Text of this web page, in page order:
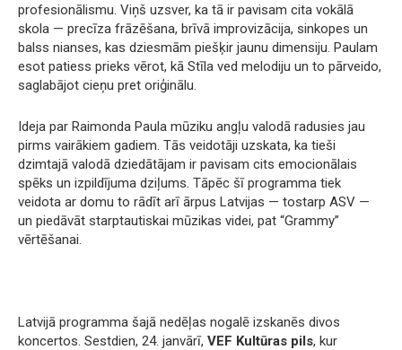
profesionālismu. Viņš uzsver, ka tā ir pavisam cita vokālā
skola — precīza frāzēšana, brīvā improvizācija, sinkopes un
balss nianses, kas dziesmām piešķir jaunu dimensiju. Paulam
esot patiess prieks vērot, kā Stīla ved melodiju un to pārveido,
saglabājot cieņu pret oriģinālu.
Ideja par Raimonda Paula mūziku angļu valodā radusies jau
pirms vairākiem gadiem. Tās veidotāji uzskata, ka tieši
dzimtajā valodā dziedātājam ir pavisam cits emocionālais
spēks un izpildījuma dziļums. Tāpēc šī programma tiek
veidota ar domu to rādīt arī ārpus Latvijas — tostarp ASV —
un piedāvāt starptautiskai mūzikas videi, pat “Grammy”
vērtēšanai.
Latvijā programma šajā nedēļas nogalē izskanēs divos
koncertos. Sestdien, 24. janvārī, VEF Kultūras pils, kur